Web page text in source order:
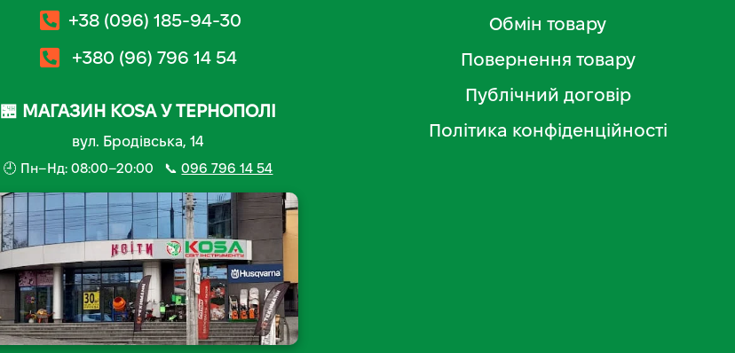
+38 (096) 185-94-30
+380 (96) 796 14 54
🏪 МАГАЗИН KOSA У ТЕРНОПОЛІ
вул. Бродівська, 14
🕘 Пн–Нд: 08:00–20:00 📞096 796 14 54
Обмін товару
Повернення товару
Публічний договір
Політика конфіденційності